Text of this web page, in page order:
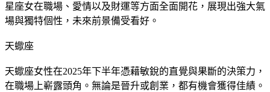
星座女在職場、愛情以及財運等方面全面開花，展現出強大氣
場與獨特個性，未來前景備受看好。
天蠍座
天蠍座女性在2025年下半年憑藉敏銳的直覺與果斷的決策力，
在職場上嶄露頭角。無論是晉升或創業，都有機會獲得佳績。